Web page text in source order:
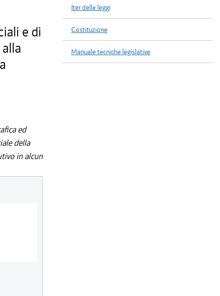
e di
ed
della
in alcun
Iter delle leggi
Costituzione
Manuale tecniche legislative